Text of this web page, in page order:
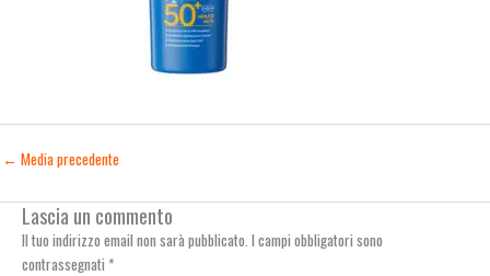
← Media precedente
Lascia un commento
Il tuo indirizzo email non sarà pubblicato. I campi obbligatori sono
contrassegnati *